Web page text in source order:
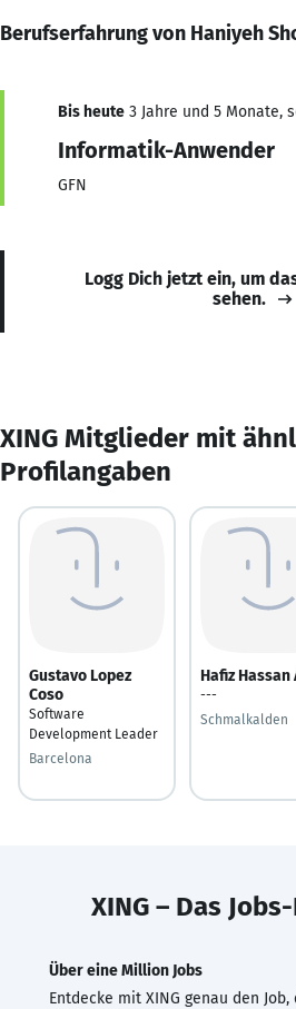
Berufserfahrung von Haniyeh
Bis heute 3 Jahre und 5 Monate,
Informatik-Anwender
GFN
Logg Dich jetzt ein, um
sehen.
XING Mitglieder mit
Profilangaben
Gustavo Lopez
Coso
Software
Development Leader
Barcelona
Hafiz Hassan
---
Schmalkalden
XING – Das
Über eine Million Jobs
Entdecke mit XING genau den